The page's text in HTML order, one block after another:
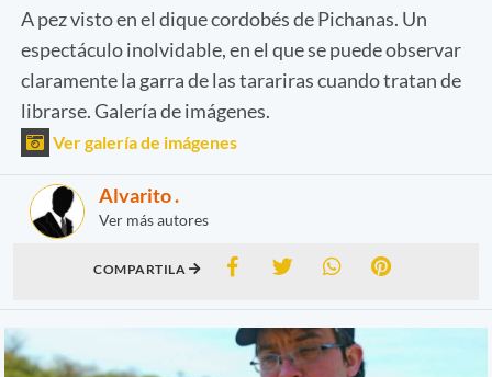
A pez visto en el dique cordobés de Pichanas. Un
espectáculo inolvidable, en el que se puede observar
claramente la garra de las tarariras cuando tratan de
librarse. Galería de imágenes.
Ver galería de imágenes
Alvarito .
Ver más autores
COMPARTILA